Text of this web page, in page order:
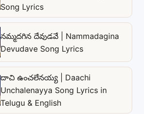
Song Lyrics
నమ్మదగిన దేవుడవే | Nammadagina
Devudave Song Lyrics
దాచి ఉంచలేనయ్య | Daachi
Unchalenayya Song Lyrics in
Telugu & English